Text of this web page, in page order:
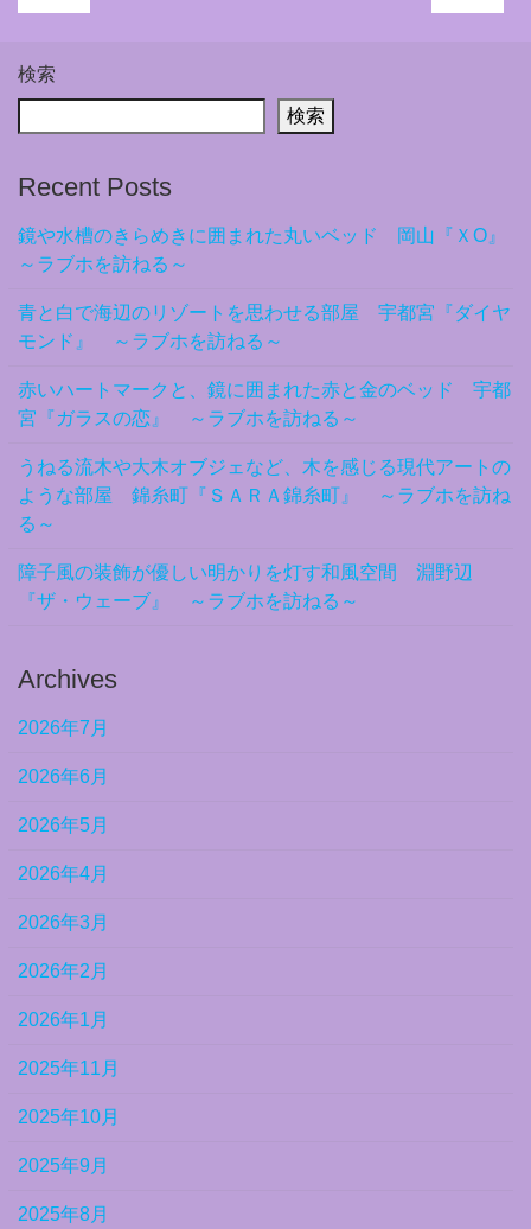
検索
検索
Recent Posts
鏡や水槽のきらめきに囲まれた丸いベッド 岡山『ＸO』
～ラブホを訪ねる～
青と白で海辺のリゾートを思わせる部屋 宇都宮『ダイヤ
モンド』 ～ラブホを訪ねる～
赤いハートマークと、鏡に囲まれた赤と金のベッド 宇都
宮『ガラスの恋』 ～ラブホを訪ねる～
うねる流木や大木オブジェなど、木を感じる現代アートの
ような部屋 錦糸町『ＳＡＲＡ錦糸町』 ～ラブホを訪ね
る～
障子風の装飾が優しい明かりを灯す和風空間 淵野辺
『ザ・ウェーブ』 ～ラブホを訪ねる～
Archives
2026年7月
2026年6月
2026年5月
2026年4月
2026年3月
2026年2月
2026年1月
2025年11月
2025年10月
2025年9月
2025年8月